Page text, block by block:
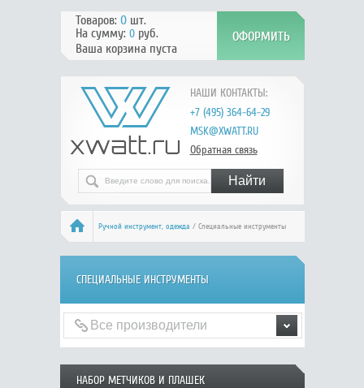
НАШИ КОНТАКТЫ:
+7 (495) 364-64-29
MSK@XWATT.RU
Обратная связь
Товаров: 0шт.
На сумму: 0руб.
Ваша корзина пуста
Ручной инcтрумент, одежда / Специальные инструменты
СПЕЦИАЛЬНЫЕ ИНСТРУМЕНТЫ
НАБОР МЕТЧИКОВ И ПЛАШЕК